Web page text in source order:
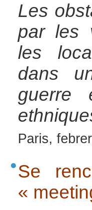
Les
par les
les
dans
guerre
Paris,
Se
«